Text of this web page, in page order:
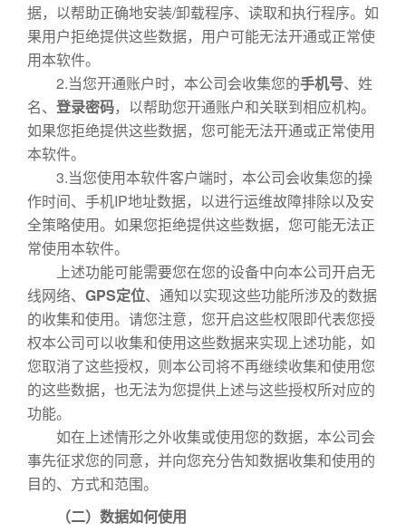
据，以帮助正确地安装/卸载程序、读取和执行程序。如
果用户拒绝提供这些数据，用户可能无法开通或正常使
用本软件。
2.当您开通账户时，本公司会收集您的手机号、姓
名、 登录密码，以帮助您开通账户和关联到相应机构。
如果您拒绝提供这些数据，您可能无法开通或正常使用
本软件。
3.当您使用本软件客户端时，本公司会收集您的操
作时间、手机IP地址数据，以进行运维故障排除以及安
全策略使用。如果您拒绝提供这些数据，您可能无法正
常使用本软件。
上述功能可能需要您在您的设备中向本公司开启无
线网络、 GPS定位、通知以实现这些功能所涉及的数据
的收集和使用。请您注意，您开启这些权限即代表您授
权本公司可以收集和使用这些数据来实现上述功能，如
您取消了这些授权，则本公司将不再继续收集和使用您
的这些数据，也无法为您提供上述与这些授权所对应的
功能。
如在上述情形之外收集或使用您的数据，本公司会
事先征求您的同意，并向您充分告知数据收集和使用的
目的、方式和范围。
（二）数据如何使用